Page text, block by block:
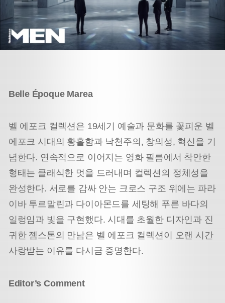
Belle Époque Marea
벨 에포크 컬렉션은 19세기 예술과 문화를 꽃피운 벨
에포크 시대의 황홀함과 낙천주의, 창의성, 혁신을 기
념한다. 연속적으로 이어지는 영화 필름에서 착안한
형태는 클래식한 멋을 드러내며 컬렉션의 정체성을
완성한다. 서로를 감싸 안는 크로스 구조 위에는 파라
이바 투르말린과 다이아몬드를 세팅해 푸른 바다의
일렁임과 빛을 구현했다. 시대를 초월한 디자인과 진
귀한 젬스톤의 만남은 벨 에포크 컬렉션이 오랜 시간
사랑받는 이유를 다시금 증명한다.
Editor’s Comment